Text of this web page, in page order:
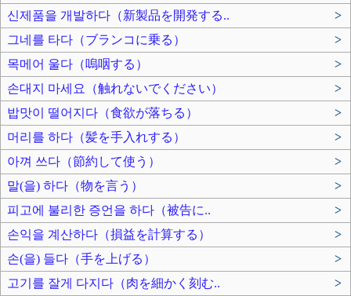
신제품을 개발하다（新製品を開発する..
>
그네를 타다（ブランコに乗る）
>
목메어 울다（嗚咽する）
>
손대지 마세요（触れないでください）
>
밥맛이 떨어지다（食欲が落ちる）
>
머리를 하다（髪を手入れする）
>
아껴 쓰다（節約して使う）
>
말(을) 하다（物を言う）
>
피고에 불리한 증언을 하다（被告に..
>
손익을 계산하다（損益を計算する）
>
손(을) 들다（手を上げる）
>
고기를 잘게 다지다（肉を細かく刻む..
>